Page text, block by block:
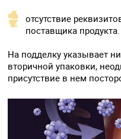
отсутствие
поставщика продукта.
На подделку указывает
вторичной упаковки,
присутствие в нем